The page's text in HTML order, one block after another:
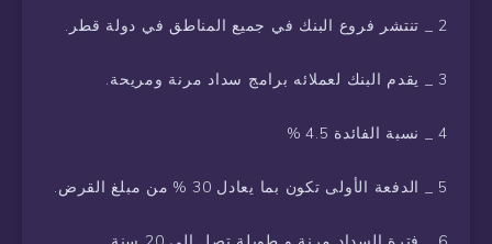
2 _ تنتشر فروع البنك في جميع المناطق في دولة قطر.
3 _ يقدم البنك لعملائه برامج سداد مرنة ومريحة.
4 _ نسبة الفائدة 4.5 %
5 _ الدفعة الأولى تكون بما يعادل 30 % من مبلغ القرض.